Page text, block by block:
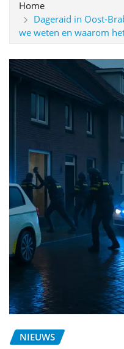
Home
Dageraid in Oost-
we weten en waarom
NIEUWS